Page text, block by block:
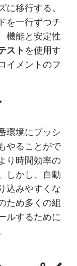
に移行する。
を一行ずつチ
機能と安定性
スト を使用す
イメントのフ
環境にプッシ
やることがで
り時間効率の
しかし、自動
込みやすくな
ため多くの組
ルするために